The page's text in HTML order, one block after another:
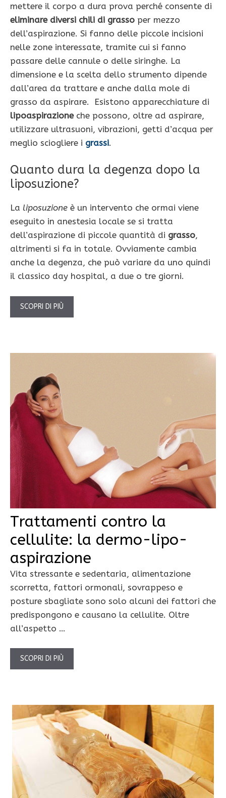
mettere il corpo a dura prova perché consente di
eliminare diversi chili di grasso per mezzo
dell’aspirazione. Si fanno delle piccole incisioni
nelle zone interessate, tramite cui si fanno
passare delle cannule o delle siringhe. La
dimensione e la scelta dello strumento dipende
dall’area da trattare e anche dalla mole di
grasso da aspirare. Esistono apparecchiature di
lipoaspirazioneche possono, oltre ad aspirare,
utilizzare ultrasuoni, vibrazioni, getti d’acqua per
meglio sciogliere i grassi.
Quanto dura la degenza dopo la
liposuzione?
La liposuzione è un intervento che ormai viene
eseguito in anestesia locale se si tratta
dell’aspirazione di piccole quantità di grasso,
altrimenti si fa in totale. Ovviamente cambia
anche la degenza, che può variare da uno quindi
il classico day hospital, a due o tre giorni.
SCOPRI DI PIÙ
Trattamenti contro la
cellulite: la dermo-lipo-
aspirazione
Vita stressante e sedentaria, alimentazione
scorretta, fattori ormonali, sovrappeso e
posture sbagliate sono solo alcuni dei fattori che
predispongono e causano la cellulite. Oltre
all’aspetto …
SCOPRI DI PIÙ